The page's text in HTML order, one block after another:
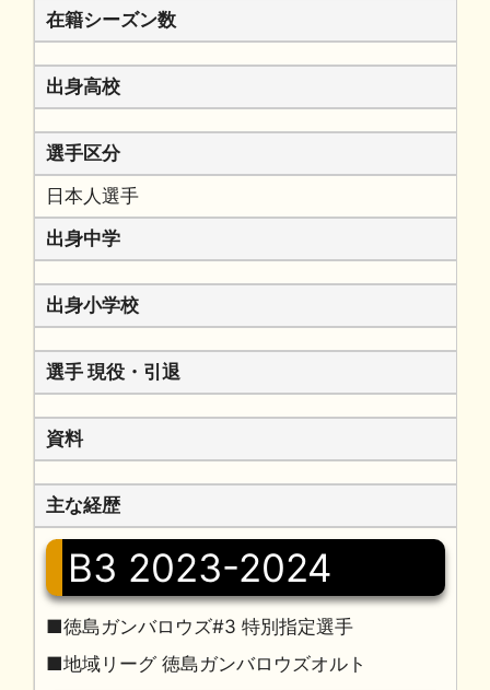
在籍シーズン数
出身高校
選手区分
日本人選手
出身中学
出身小学校
選手 現役・引退
資料
主な経歴
B3 2023-2024
■徳島ガンバロウズ#3 特別指定選手
■地域リーグ 徳島ガンバロウズオルト